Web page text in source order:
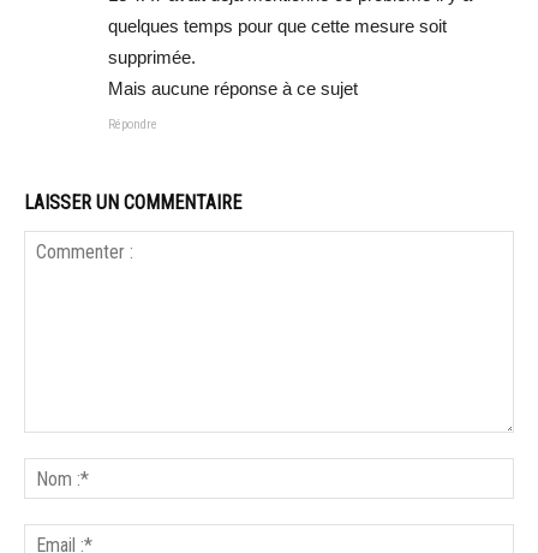
quelques temps pour que cette mesure soit
supprimée.
Mais aucune réponse à ce sujet
Répondre
LAISSER UN COMMENTAIRE